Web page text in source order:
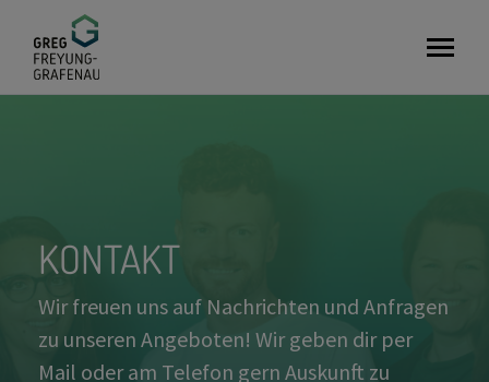
GreG
KONTAKT
Wir freuen uns auf Nachrichten und Anfragen
zu unseren Angeboten! Wir geben dir per
Mail oder am Telefon gern Auskunft zu